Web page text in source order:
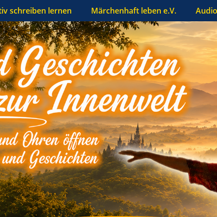
schreiben lernen Märchenhaft leben e.V.